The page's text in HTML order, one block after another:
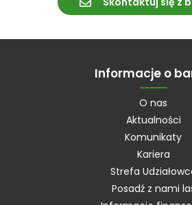
Informacje o
O nas
Aktualności
Komunikaty
Kariera
Strefa
Posadź z nami